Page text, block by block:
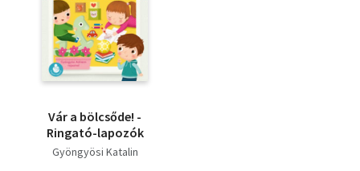
Vár a bölcsőde! -
Ringató-lapozók
Gyöngyösi Katalin